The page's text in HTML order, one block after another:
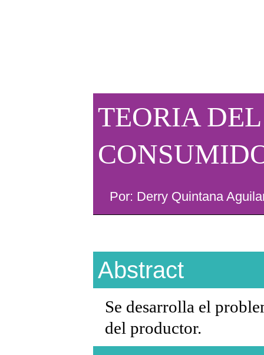
TEORIA
Por: Derry Quintana
Abstract
Se desarrolla el
del productor.